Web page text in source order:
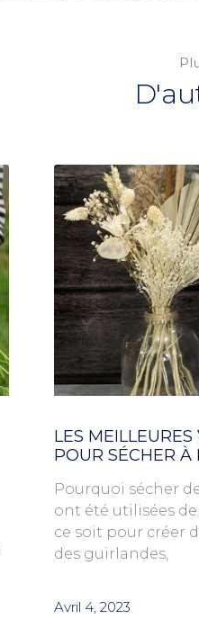
LES
POUR SÉCHER À
Pourquoi sécher
ont été utilisées
ce soit pour créer
des guirlandes,
Avril 4, 2023